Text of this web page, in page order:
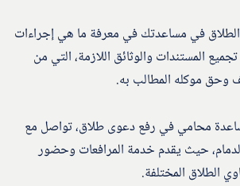
في مساعدتك في معرفة ما هي إجراءات
المستندات والوثائق اللازمة، التي من
وحق موكله المطالب به.
محامي في رفع دعوى طلاق، تواصل مع
حيث يقدم خدمة المرافعات وحضور
الطلاق المختلفة.